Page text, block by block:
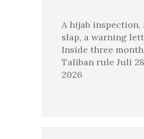
A hijab inspection,
slap, a warning
Inside three
Taliban rule Juli
2026